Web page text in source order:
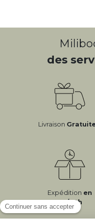
des
Livraison
Expédition en
24/72h